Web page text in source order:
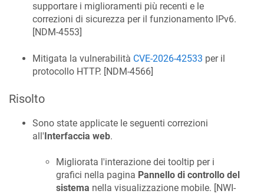
supportare i miglioramenti più recenti e le
correzioni di sicurezza per il funzionamento IPv6.
[NDM-4553]
Mitigata la vulnerabilità CVE-2026-42533 per il
protocollo HTTP. [NDM-4566]
Risolto
Sono state applicate le seguenti correzioni
all'Interfaccia web.
Migliorata l'interazione dei tooltip per i
grafici nella pagina Pannello di controllo del
sistema nella visualizzazione mobile. [NWI-